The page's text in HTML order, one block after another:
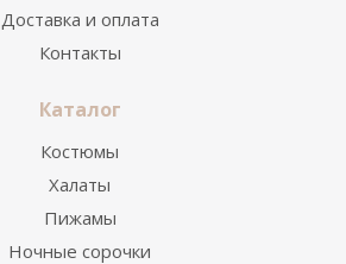
Доставка и оплата
Контакты
Каталог
Костюмы
Халаты
Пижамы
Ночные сорочки